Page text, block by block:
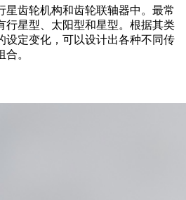
星齿轮机构和齿轮联轴器中。最常
行星型、太阳型和星型。根据其类
设定变化，可以设计出各种不同传
。